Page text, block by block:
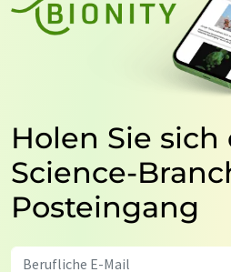
Holen Sie sich
Science-
Posteingang